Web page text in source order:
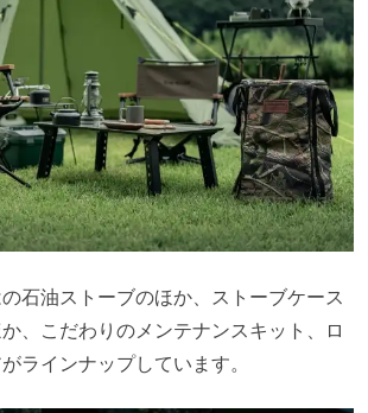
石油ストーブのほか、ストーブケース
、こだわりのメンテナンスキット、ロ
ラインナップしています。